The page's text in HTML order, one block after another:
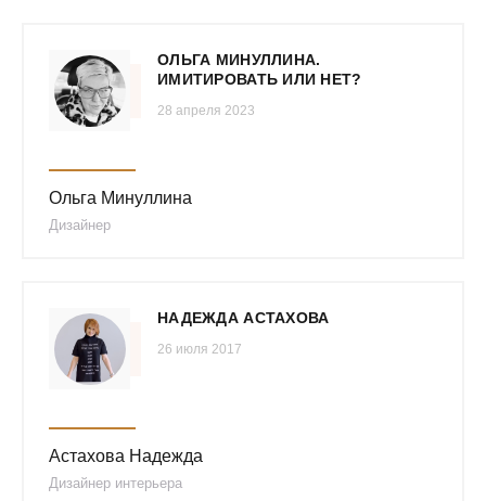
ОЛЬГА МИНУЛЛИНА.
ИМИТИРОВАТЬ ИЛИ НЕТ?
28 апреля 2023
Ольга Минуллина
Дизайнер
НАДЕЖДА АСТАХОВА
26 июля 2017
Астахова Надежда
Дизайнер интерьера